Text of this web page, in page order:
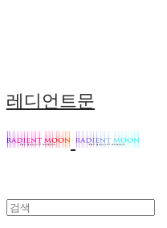
레디언트문